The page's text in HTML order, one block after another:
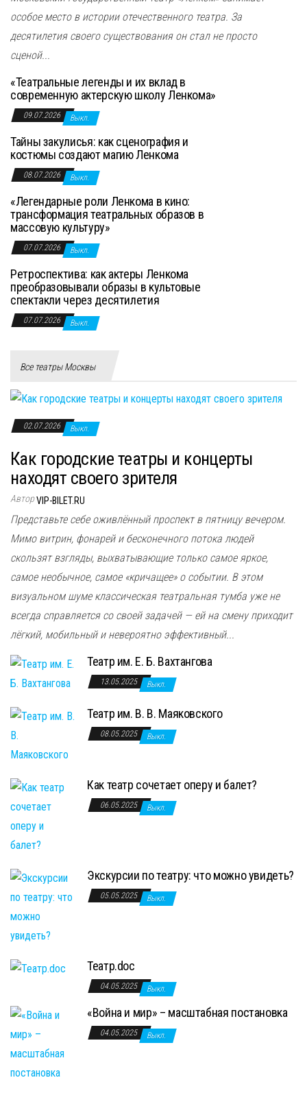
особое место в истории отечественного театра. За
десятилетия своего существования он стал не просто
сценой...
«Театральные легенды и их вклад в
современную актерскую школу Ленкома»
09.07.2026 Выкл.
Тайны закулисья: как сценография и
костюмы создают магию Ленкома
08.07.2026 Выкл.
«Легендарные роли Ленкома в кино:
трансформация театральных образов в
массовую культуру»
07.07.2026 Выкл.
Ретроспектива: как актеры Ленкома
преобразовывали образы в культовые
спектакли через десятилетия
07.07.2026 Выкл.
Все театры Москвы
02.07.2026 Выкл.
Как городские театры и концерты
находят своего зрителя
АвторVIP-BILET.RU
Представьте себе оживлённый проспект в пятницу вечером.
Мимо витрин, фонарей и бесконечного потока людей
скользят взгляды, выхватывающие только самое яркое,
самое необычное, самое «кричащее» о событии. В этом
визуальном шуме классическая театральная тумба уже не
всегда справляется со своей задачей — ей на смену приходит
лёгкий, мобильный и невероятно эффективный...
Театр им. Е. Б. Вахтангова
13.05.2025 Выкл.
Театр им. В. В. Маяковского
08.05.2025 Выкл.
Как театр сочетает оперу и балет?
06.05.2025 Выкл.
Экскурсии по театру: что можно увидеть?
05.05.2025 Выкл.
Театр.doc
04.05.2025 Выкл.
«Война и мир» – масштабная постановка
04.05.2025 Выкл.